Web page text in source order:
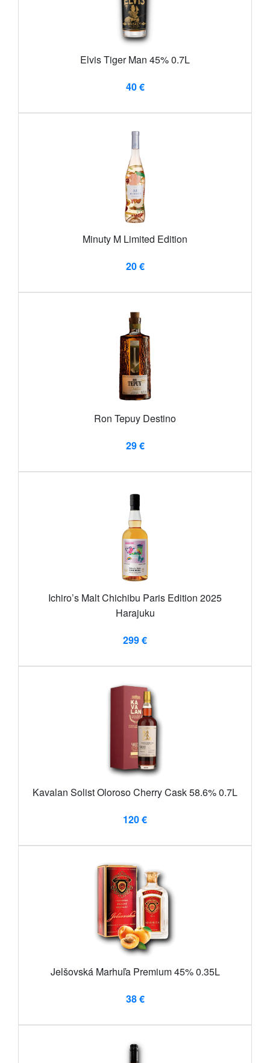
Elvis Tiger Man 45% 0.7L
40 €
Minuty M Limited Edition
20 €
Ron Tepuy Destino
29 €
Ichiro’s Malt Chichibu Paris Edition 2025
Harajuku
299 €
Kavalan Solist Oloroso Cherry Cask 58.6% 0.7L
120 €
Jelšovská Marhuľa Premium 45% 0.35L
38 €